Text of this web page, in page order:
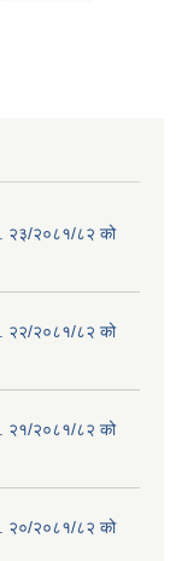
२३/२०८१/८२ को
२२/२०८१/८२ को
२१/२०८१/८२ को
२०/२०८१/८२ को